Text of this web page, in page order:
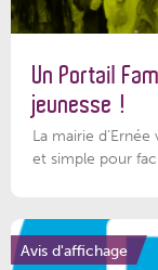
Un Portail
jeunesse !
La mairie
et simple pour
Avis d'affichage